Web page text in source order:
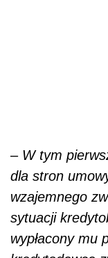
– W tym
dla stron
wzajemnego
sytuacji
wypłacony mu